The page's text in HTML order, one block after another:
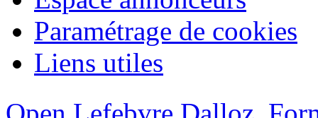
Paramétrage de cookies
Liens utiles